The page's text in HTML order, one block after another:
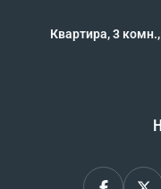
Квартира, 3